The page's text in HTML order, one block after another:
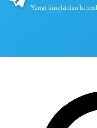
Yangi kinolardan